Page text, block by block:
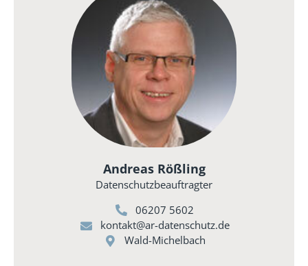
Andreas Rößling
Datenschutzbeauftragter
06207 5602
kontakt@ar-datenschutz.de
Wald-Michelbach